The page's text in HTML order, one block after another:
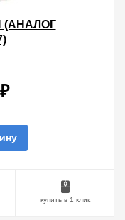
(АНАЛОГ
купить в 1 клик